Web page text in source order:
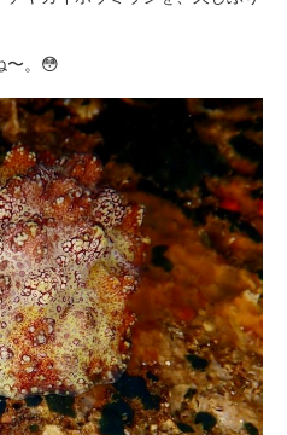
〜。😳